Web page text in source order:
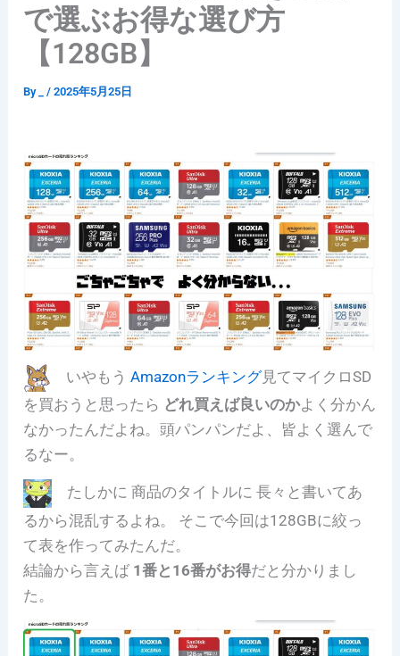
で選ぶお得な選び方
【128GB】
By _/2025年5月25日
いやもう Amazonランキング見てマイクロSD
を買おうと思ったら どれ買えば良いのかよく分かん
なかったんだよね。頭パンパンだよ、皆よく選んで
るなー。
たしかに 商品のタイトルに 長々と書いてあ
るから混乱するよね。 そこで今回は128GBに絞っ
て表を作ってみたんだ。
結論から言えば 1番と16番がお得だと分かりまし
た。